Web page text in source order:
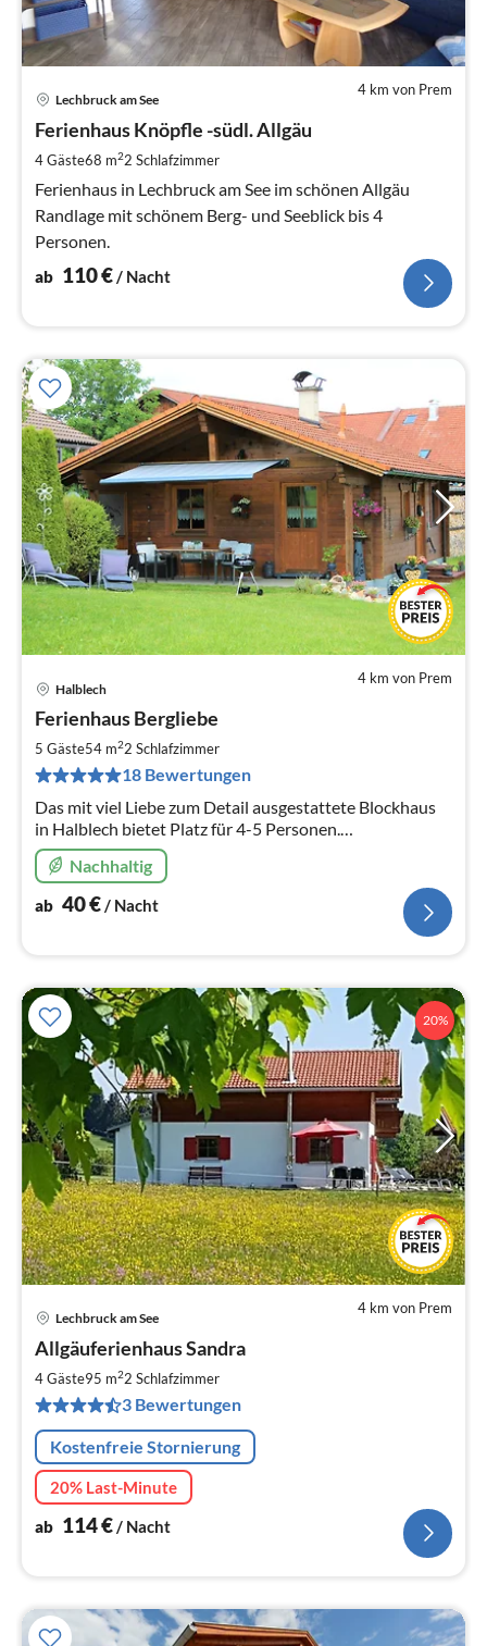
4 km von Prem
Lechbruck am See
Ferienhaus Knöpfle -südl. Allgäu
4 Gäste68 m22 Schlafzimmer
Ferienhaus in Lechbruck am See im schönen Allgäu
Randlage mit schönem Berg- und Seeblick bis 4
Personen.
ab 110€/ Nacht
4 km von Prem
Halblech
Ferienhaus Bergliebe
5 Gäste54 m22 Schlafzimmer
18 Bewertungen
Das mit viel Liebe zum Detail ausgestattete Blockhaus
in Halblech bietet Platz für 4-5 Personen.
Panoramablick, absolut ruhige Lage, 2 DZ, Kochnische,
DU/WC, Kachelofen, Terrasse.
Nachhaltig
ab 40€/ Nacht
20%
4 km von Prem
Lechbruck am See
Allgäuferienhaus Sandra
4 Gäste95 m22 Schlafzimmer
3 Bewertungen
Kostenfreie Stornierung
20% Last-Minute
ab 114€ / Nacht